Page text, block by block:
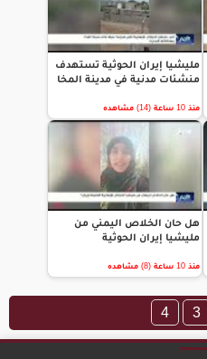
مليشيا إيران الحوثية تستهدف
منشئات مدنية في مدينة المخا
منذ 10 ساعة (14) مشاهده
هل حان الخلاص اليمني من
مليشيا إيران الحوثية
منذ 10 ساعة (8) مشاهده
3
4